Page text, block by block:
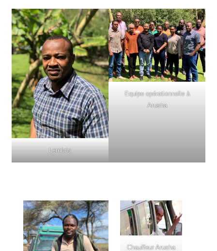
Lembris
Equipe opérationnelle à
Arusha
Chauffeur Arusha